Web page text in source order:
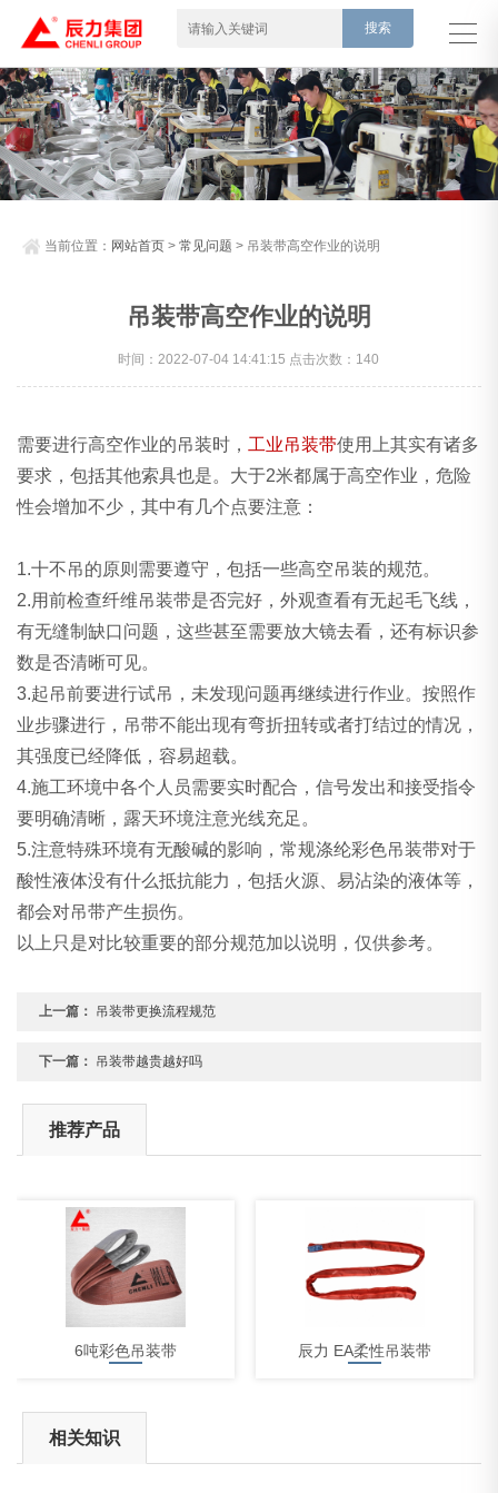
当前位置： 网站首页 >常见问题 > 吊装带高空作业的说明
吊装带高空作业的说明
时间：2022-07-04 14:41:15 点击次数：140
需要进行高空作业的吊装时， 工业吊装带使用上其实有诸多
要求，包括其他索具也是。大于2米都属于高空作业，危险
性会增加不少，其中有几个点要注意：
1.十不吊的原则需要遵守，包括一些高空吊装的规范。
2.用前检查纤维吊装带是否完好，外观查看有无起毛飞线，
有无缝制缺口问题，这些甚至需要放大镜去看，还有标识参
数是否清晰可见。
3.起吊前要进行试吊，未发现问题再继续进行作业。按照作
业步骤进行，吊带不能出现有弯折扭转或者打结过的情况，
其强度已经降低，容易超载。
4.施工环境中各个人员需要实时配合，信号发出和接受指令
要明确清晰，露天环境注意光线充足。
5.注意特殊环境有无酸碱的影响，常规涤纶彩色吊装带对于
酸性液体没有什么抵抗能力，包括火源、易沾染的液体等，
都会对吊带产生损伤。
以上只是对比较重要的部分规范加以说明，仅供参考。
上一篇： 吊装带更换流程规范
下一篇： 吊装带越贵越好吗
推荐产品
6吨彩色吊装带 辰力 EA柔性吊装带
相关知识